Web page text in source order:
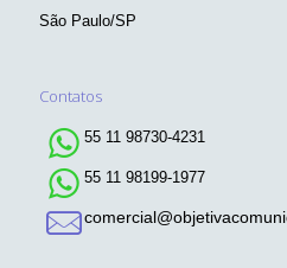
São Paulo/SP
Contatos
55 11 98730-4231
55 11 98199-1977